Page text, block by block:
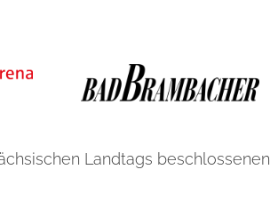
Landtags beschlossenen